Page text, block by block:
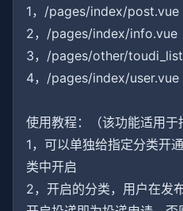
1，/pages/index/post.vue
2，/pages/index/info.vue
3，/pages/other/
4，/pages/index/user.vue
使用教程：（该功能适用于
1，可以单独给指定分类开
类中开启
2，开启的分类，用户在发